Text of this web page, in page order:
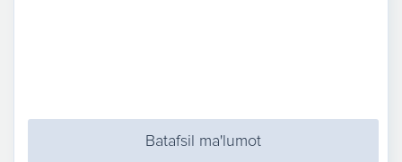
Batafsil ma'lumot